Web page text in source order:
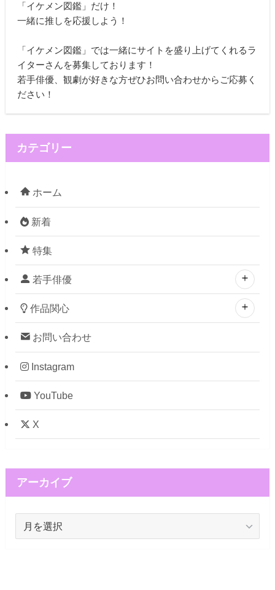
「イケメン図鑑」だけ！
一緒に推しを応援しよう！
「イケメン図鑑」では一緒にサイトを盛り上げてくれるラ
イターさんを募集しております！
若手俳優、観劇が好きな方ぜひお問い合わせからご応募く
ださい！
カテゴリー
ホーム
新着
特集
若手俳優
作品関心
お問い合わせ
Instagram
YouTube
X
アーカイブ